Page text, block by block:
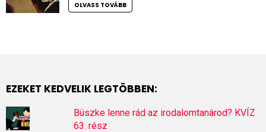
OLVASS TOVÁBB
EZEKET KEDVELIK LEGTÖBBEN:
Büszke lenne rád az irodalomtanárod? KVÍZ
63. rész